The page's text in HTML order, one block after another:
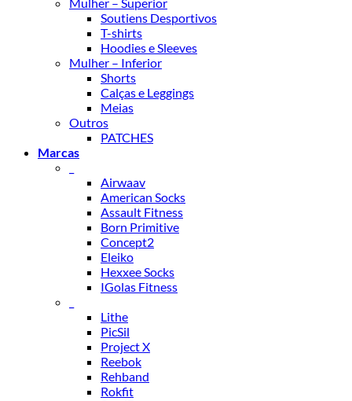
Soutiens Desportivos
T-shirts
Hoodies e Sleeves
Mulher – Inferior
Shorts
Calças e Leggings
Meias
Outros
PATCHES
Marcas
Airwaav
American Socks
Assault Fitness
Born Primitive
Concept2
Eleiko
Hexxee Socks
IGolas Fitness
Lithe
PicSil
Project X
Reebok
Rehband
Rokfit